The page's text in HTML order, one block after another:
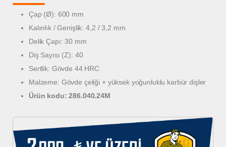
Çap (Ø): 600 mm
Kalınlık / Genişlik: 4,2 / 3,2 mm
Delik Çapı: 30 mm
Diş Sayısı (Z): 40
Sertlik: Gövde 44 HRC
Malzeme: Gövde çeliği + yüksek yoğunluklu karbür dişler
Ürün kodu: 286.040.24M